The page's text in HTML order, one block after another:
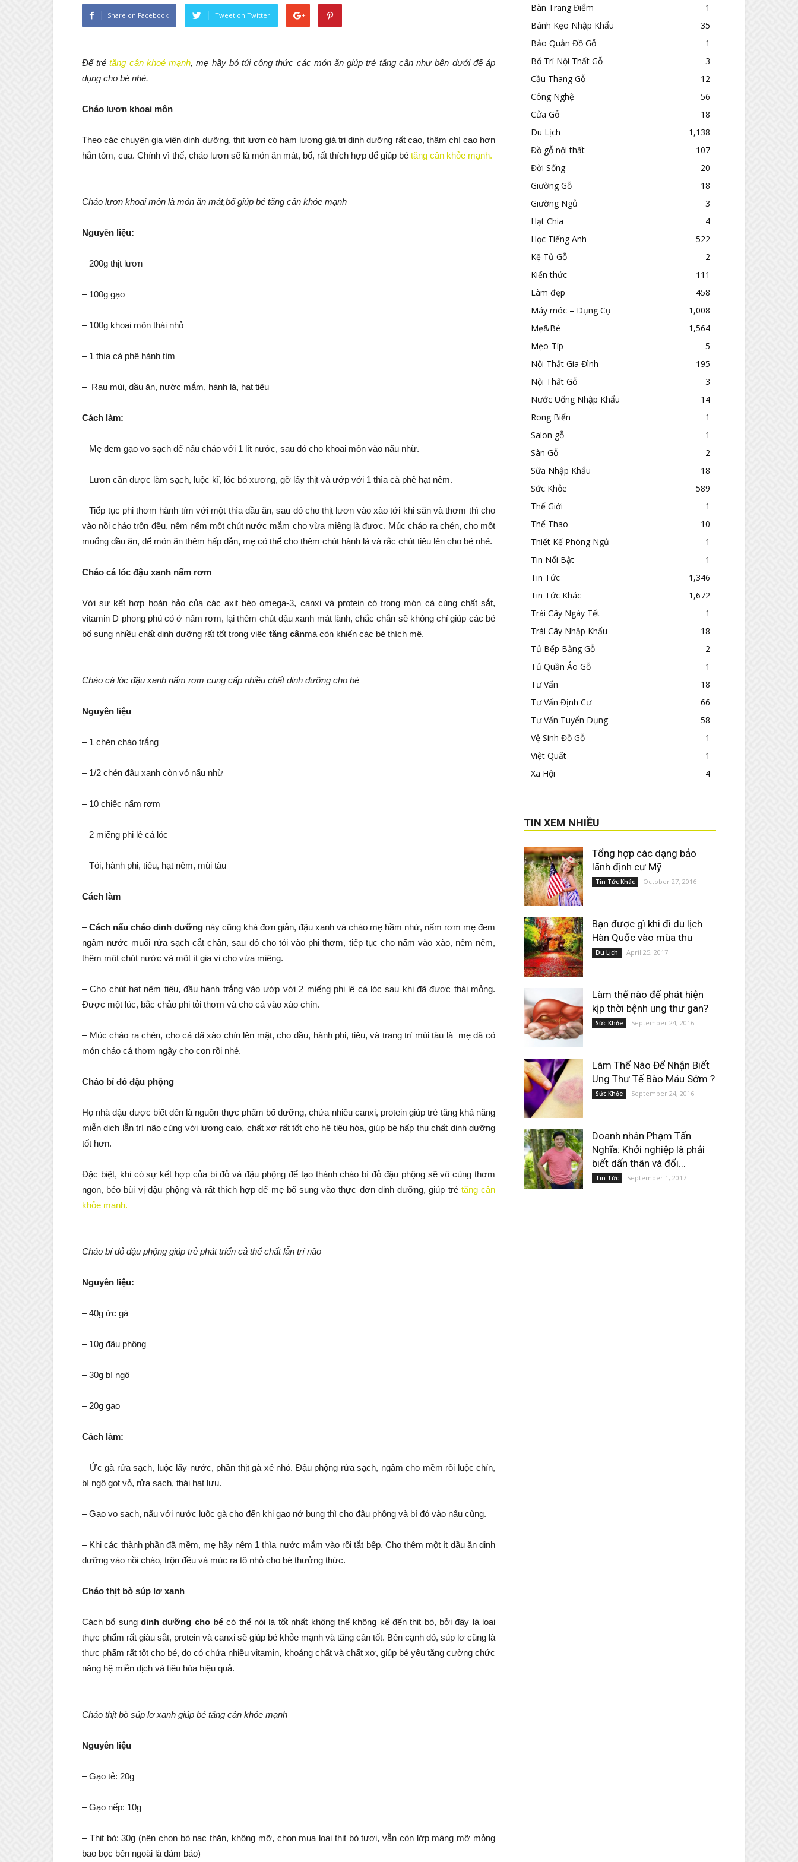
Share on Facebook Tweet on Twitter
Để trẻtăng cân khoẻ mạnh, mẹ hãy bỏ túi công thức các món ăn giúp trẻ tăng cân như bên dưới để áp
dụng cho bé nhé.
Cháo lươn khoai môn
Theo các chuyên gia viện dinh dưỡng, thịt lươn có hàm lượng giá trị dinh dưỡng rất cao, thậm chí cao hơn
hẳn tôm, cua. Chính vì thế, cháo lươn sẽ là món ăn mát, bổ, rất thích hợp để giúp bé tăng cân khỏe mạnh.
Cháo lươn khoai môn là món ăn mát,bổ giúp bé tăng cân khỏe mạnh
Nguyên liệu:
– 200g thịt lươn
– 100g gạo
– 100g khoai môn thái nhỏ
– 1 thìa cà phê hành tím
– Rau mùi, dầu ăn, nước mắm, hành lá, hạt tiêu
Cách làm:
– Mẹ đem gạo vo sạch để nấu cháo với 1 lít nước, sau đó cho khoai môn vào nấu nhừ.
– Lươn cần được làm sạch, luộc kĩ, lóc bỏ xương, gỡ lấy thịt và ướp với 1 thìa cà phê hạt nêm.
– Tiếp tục phi thơm hành tím với một thìa dầu ăn, sau đó cho thịt lươn vào xào tới khi săn và thơm thì cho
vào nồi cháo trộn đều, nêm nếm một chút nước mắm cho vừa miệng là được. Múc cháo ra chén, cho một
muổng dầu ăn, để món ăn thêm hấp dẫn, mẹ có thể cho thêm chút hành lá và rắc chút tiêu lên cho bé nhé.
Cháo cá lóc đậu xanh nấm rơm
Với sự kết hợp hoàn hảo của các axit béo omega-3, canxi và protein có trong món cá cùng chất sắt,
vitamin D phong phú có ở nấm rơm, lại thêm chút đậu xanh mát lành, chắc chắn sẽ không chỉ giúp các bé
bổ sung nhiều chất dinh dưỡng rất tốt trong việc tăng cânmà còn khiến các bé thích mê.
Cháo cá lóc đậu xanh nấm rơm cung cấp nhiều chất dinh dưỡng cho bé
Nguyên liệu
– 1 chén cháo trắng
– 1/2 chén đậu xanh còn vỏ nấu nhừ
– 10 chiếc nấm rơm
– 2 miếng phi lê cá lóc
– Tỏi, hành phi, tiêu, hạt nêm, mùi tàu
Cách làm
–Cách nấu cháo dinh dưỡng này cũng khá đơn giản, đậu xanh và cháo mẹ hầm nhừ, nấm rơm mẹ đem
ngâm nước muối rửa sạch cắt chân, sau đó cho tỏi vào phi thơm, tiếp tục cho nấm vào xào, nêm nếm,
thêm một chút nước và một ít gia vị cho vừa miệng.
– Cho chút hạt nêm tiêu, đầu hành trắng vào ướp với 2 miếng phi lê cá lóc sau khi đã được thái mỏng.
Được một lúc, bắc chảo phi tỏi thơm và cho cá vào xào chín.
– Múc cháo ra chén, cho cá đã xào chín lên mặt, cho dầu, hành phi, tiêu, và trang trí mùi tàu là mẹ đã có
món cháo cá thơm ngậy cho con rồi nhé.
Cháo bí đỏ đậu phộng
Họ nhà đậu được biết đến là nguồn thực phẩm bổ dưỡng, chứa nhiều canxi, protein giúp trẻ tăng khả năng
miễn dịch lẫn trí não cùng với lượng calo, chất xơ rất tốt cho hệ tiêu hóa, giúp bé hấp thụ chất dinh dưỡng
tốt hơn.
Đặc biệt, khi có sự kết hợp của bí đỏ và đậu phộng để tạo thành cháo bí đỏ đậu phộng sẽ vô cùng thơm
ngon, béo bùi vị đậu phộng và rất thích hợp để mẹ bổ sung vào thực đơn dinh dưỡng, giúp trẻ tăng cân
khỏe mạnh.
Cháo bí đỏ đậu phộng giúp trẻ phát triển cả thể chất lẫn trí não
Nguyên liệu:
– 40g ức gà
– 10g đậu phộng
– 30g bí ngô
– 20g gạo
Cách làm:
– Ức gà rửa sạch, luộc lấy nước, phần thịt gà xé nhỏ. Đậu phộng rửa sạch, ngâm cho mềm rồi luộc chín,
bí ngô gọt vỏ, rửa sạch, thái hạt lựu.
– Gạo vo sạch, nấu với nước luộc gà cho đến khi gạo nở bung thì cho đậu phộng và bí đỏ vào nấu cùng.
– Khi các thành phần đã mềm, mẹ hãy nêm 1 thìa nước mắm vào rồi tắt bếp. Cho thêm một ít dầu ăn dinh
dưỡng vào nồi cháo, trộn đều và múc ra tô nhỏ cho bé thưởng thức.
Cháo thịt bò súp lơ xanh
Cách bổ sungdinh dưỡng cho bé có thể nói là tốt nhất không thể không kể đến thịt bò, bởi đây là loại
thực phẩm rất giàu sắt, protein và canxi sẽ giúp bé khỏe mạnh và tăng cân tốt. Bên cạnh đó, súp lơ cũng là
thực phẩm rất tốt cho bé, do có chứa nhiều vitamin, khoáng chất và chất xơ, giúp bé yêu tăng cường chức
năng hệ miễn dịch và tiêu hóa hiệu quả.
Cháo thịt bò súp lơ xanh giúp bé tăng cân khỏe mạnh
Nguyên liệu
– Gạo tẻ: 20g
– Gạo nếp: 10g
– Thịt bò: 30g (nên chọn bò nạc thăn, không mỡ, chọn mua loại thịt bò tươi, vẫn còn lớp màng mỡ mỏng
bao bọc bên ngoài là đảm bảo)
Bàn Trang Điểm
1
Bánh Kẹo Nhập Khẩu
35
Bảo Quản Đồ Gỗ
1
Bố Trí Nội Thất Gỗ
3
Cầu Thang Gỗ
12
Công Nghệ
56
Cửa Gỗ
18
Du Lịch
1,138
Đồ gỗ nội thất
107
Đời Sống
20
Giường Gỗ
18
Giường Ngủ
3
Hạt Chia
4
Học Tiếng Anh
522
Kệ Tủ Gỗ
2
Kiến thức
111
Làm đẹp
458
Máy móc – Dụng Cụ
1,008
Mẹ&Bé
1,564
Mẹo-Típ
5
Nội Thất Gia Đình
195
Nội Thất Gỗ
3
Nước Uống Nhập Khẩu
14
Rong Biển
1
Salon gỗ
1
Sàn Gỗ
2
Sữa Nhập Khẩu
18
Sức Khỏe
589
Thế Giới
1
Thể Thao
10
Thiết Kế Phòng Ngủ
1
Tin Nổi Bật
1
Tin Tức
1,346
Tin Tức Khác
1,672
Trái Cây Ngày Tết
1
Trái Cây Nhập Khẩu
18
Tủ Bếp Bằng Gỗ
2
Tủ Quần Áo Gỗ
1
Tư Vấn
18
Tư Vấn Định Cư
66
Tư Vấn Tuyển Dụng
58
Vệ Sinh Đồ Gỗ
1
Việt Quất
1
Xã Hội
4
TIN XEM NHIỀU
Tổng hợp các dạng bảo
lãnh định cư Mỹ
Tin Tức Khác October 27, 2016
Bạn được gì khi đi du lịch
Hàn Quốc vào mùa thu
Du Lịch April 25, 2017
Làm thế nào để phát hiện
kịp thời bệnh ung thư gan?
Sức Khỏe September 24, 2016
Làm Thế Nào Để Nhận Biết
Ung Thư Tế Bào Máu Sớm ?
Sức Khỏe September 24, 2016
Doanh nhân Phạm Tấn
Nghĩa: Khởi nghiệp là phải
biết dấn thân và đối...
Tin Tức September 1, 2017